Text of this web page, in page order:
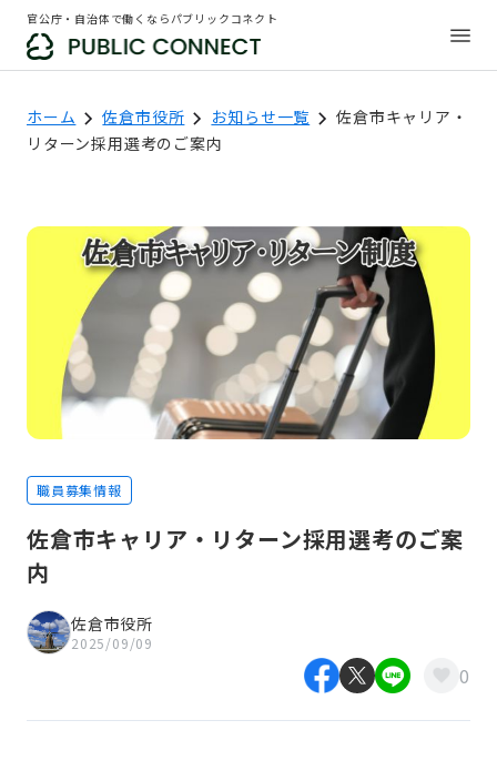
官公庁・自治体で働くならパブリックコネクト
ホーム 佐倉市役所 お知らせ一覧
佐倉市キャリア・
リターン採用選考のご案内
職員募集情報
佐倉市キャリア・リターン採用選考のご案
内
佐倉市役所
2025/09/09
0